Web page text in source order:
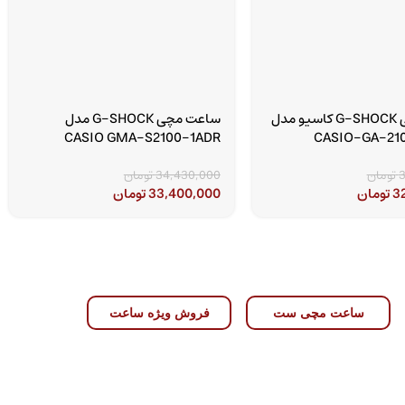
ساعت مچی G-SHOCK کاسیو مدل
CASIO-GA-
تومان
تومان
ساعت مچی G-SHOCK مدل
CASIO GMA-S2100-1ADR
34,430,000تومان
33,400,000تومان
ساعت مچی ست فروش ویژه ساعت